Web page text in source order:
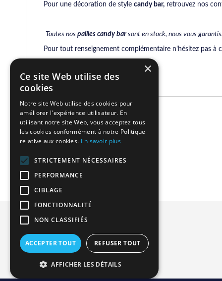
Pour une décoration de style candy bar, retrouvez nos
Toutes nos pailles candy bar sont en stock, nous vous
Pour tout renseignement complémentaire n'hésitez pas
Related Products
Privacy and Cookie Policy
Orders and Returns
×
Ce site Web utilise des
cookies
Notre site Web utilise des cookies pour
améliorer l'expérience utilisateur. En
utilisant notre site Web, vous acceptez tous
les cookies conformément à notre Politique
relative aux cookies. En savoir plus
STRICTEMENT NÉCESSAIRES
PERFORMANCE
CIBLAGE
FONCTIONNALITÉ
NON CLASSIFIÉS
ACCEPTER TOUT REFUSER TOUT
AFFICHER LES DÉTAILS